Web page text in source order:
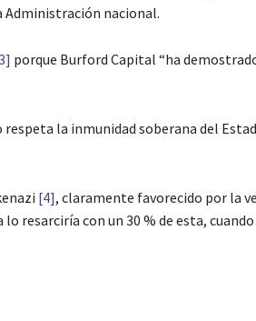
nacional.
porque Burford Capital “ha
la inmunidad soberana del
[4], claramente favorecido por la
resarciría con un 30 % de esta, cuando